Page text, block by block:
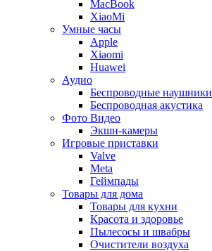
MacBook
XiaoMi
Умные часы
Apple
Xiaomi
Huawei
Аудио
Беспроводные наушники
Беспроводная акустика
Фото Видео
Экшн-камеры
Игровые приставки
Valve
Meta
Геймпады
Товары для дома
Товары для кухни
Красота и здоровье
Пылесосы и швабры
Очистители воздуха